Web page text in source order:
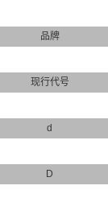
品牌
现行代号
d
D